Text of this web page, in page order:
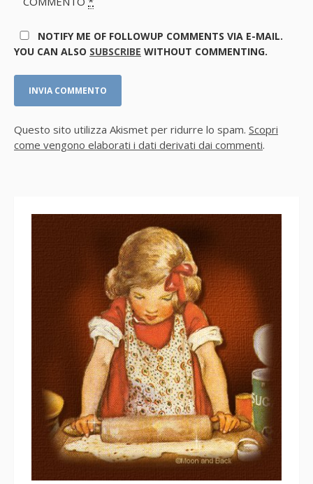
NOTIFY ME OF FOLLOWUP COMMENTS VIA E-MAIL.
YOU CAN ALSO SUBSCRIBE WITHOUT COMMENTING.
Questo sito utilizza Akismet per ridurre lo spam. Scopri
come vengono elaborati i dati derivati dai commenti.